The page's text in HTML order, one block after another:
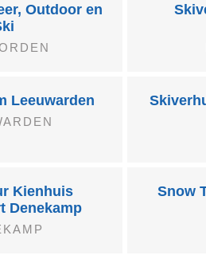
Outdoor en
Leeuwarden
Kienhuis
Denekamp
Snow